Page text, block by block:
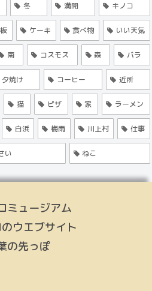
冬 満開 キノコ
ケーキ 食べ物 いい天気
南 コスモス 森 バラ
夕焼け コーヒー 近所
猫 ピザ 家 ラーメン
白浜 梅雨 川上村 仕事
い ねこ
ミュージアム
ウエブサイト
の先っぽ